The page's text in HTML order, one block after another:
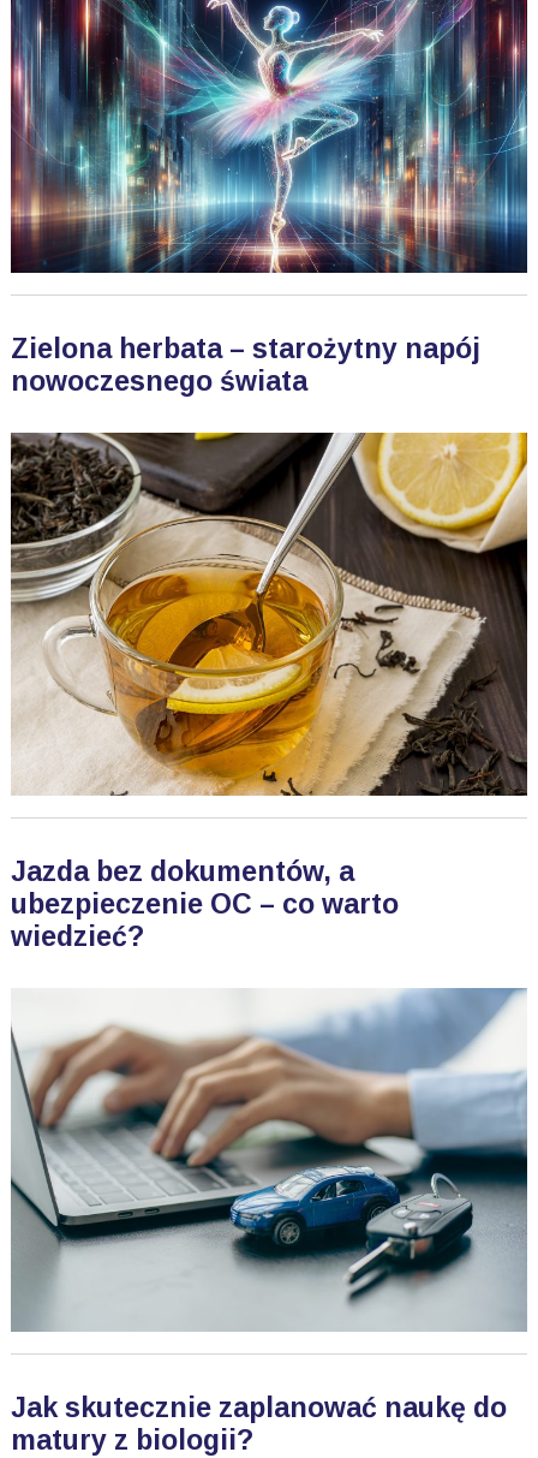
Zielona herbata – starożytny napój
nowoczesnego świata
Jazda bez dokumentów, a
ubezpieczenie OC – co warto
wiedzieć?
Jak skutecznie zaplanować naukę do
matury z biologii?